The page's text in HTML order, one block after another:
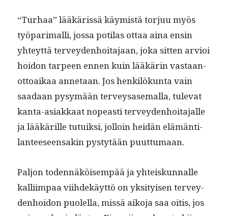
“Turhaa” lääkäris­sä käymistä tor­juu myös
työ­pari­malli, jos­sa poti­las ottaa aina ensin
yhteyt­tä ter­vey­den­hoita­jaan, joka sit­ten arvioi
hoidon tarpeen ennen kuin lääkärin vas­taan­
ot­toaikaa annetaan. Jos henkilökun­ta vain
saadaan pysymään ter­veysase­mal­la, tule­vat
kan­ta-asi­akkaat nopeasti ter­vey­den­hoita­jalle
ja lääkärille tutuik­si, jol­loin hei­dän elämän­ti­
lanteeseen­sakin pystytään puuttumaan.
Paljon toden­näköisem­pää ja yhteiskun­nalle
kalli­im­paa viihdekäyt­tö on yksi­tyisen ter­vey­
den­hoidon puolel­la, mis­sä aiko­ja saa oitis, jos